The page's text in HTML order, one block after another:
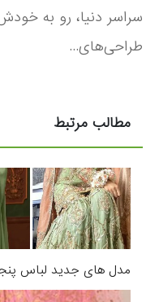
سراسر دنیا، رو به
طراحی‌های...
مطالب مرتبط
مدل های جدید لباس